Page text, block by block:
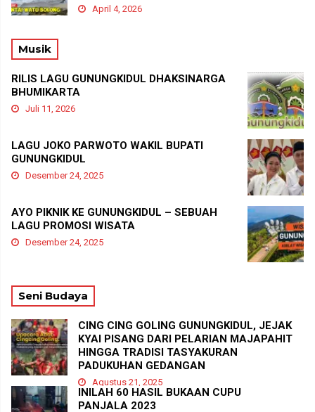
April 4, 2026
Musik
RILIS LAGU GUNUNGKIDUL DHAKSINARGA
BHUMIKARTA
Juli 11, 2026
LAGU JOKO PARWOTO WAKIL BUPATI
GUNUNGKIDUL
Desember 24, 2025
AYO PIKNIK KE GUNUNGKIDUL – SEBUAH
LAGU PROMOSI WISATA
Desember 24, 2025
Seni Budaya
CING CING GOLING GUNUNGKIDUL, JEJAK
KYAI PISANG DARI PELARIAN MAJAPAHIT
HINGGA TRADISI TASYAKURAN
PADUKUHAN GEDANGAN
Agustus 21, 2025
INILAH 60 HASIL BUKAAN CUPU
PANJALA 2023